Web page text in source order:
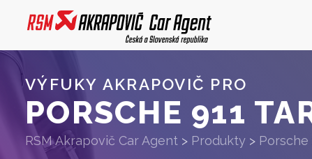
VÝFUKY AKRAPOVIČ PRO
PORSCHE 911
RSM Akrapovič Car Agent > Produkty > Porsche